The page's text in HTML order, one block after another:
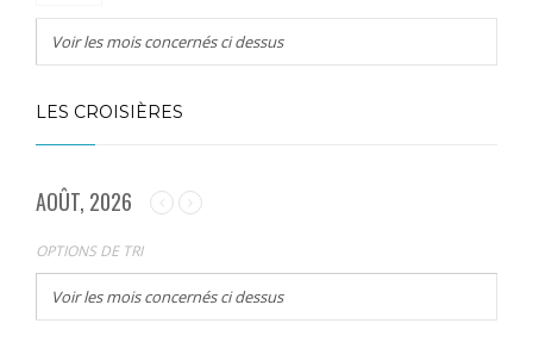
Voir les mois concernés ci dessus
LES CROISIÈRES
AOÛT, 2026
OPTIONS DE TRI
Voir les mois concernés ci dessus